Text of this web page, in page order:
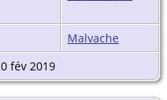
Malvache
fév 2019